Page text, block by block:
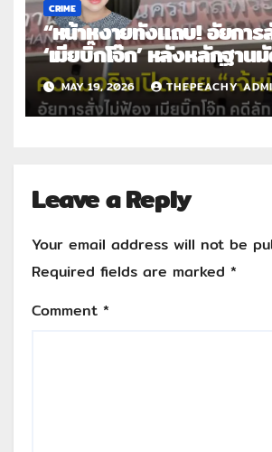
CRIME
“หน้าหงายทั้งแถบ! อัยการ
‘เมียบิ๊กโจ๊ก’ หลังหลักฐาน
ร้องเรียนเจ้หนิง แค่เรื่องโ
MAY 19, 2026 THEPEACHY
Leave a Reply
Your email address will not be
Required fields are marked *
Comment *